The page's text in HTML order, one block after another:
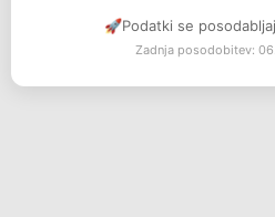
🚀Podatki se
Zadnja posodobitev: